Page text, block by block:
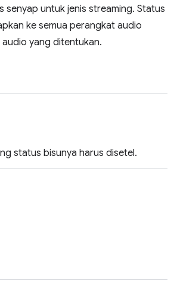
senyap untuk jenis streaming. Status
ke semua perangkat audio
yang ditentukan.
status bisunya harus disetel.